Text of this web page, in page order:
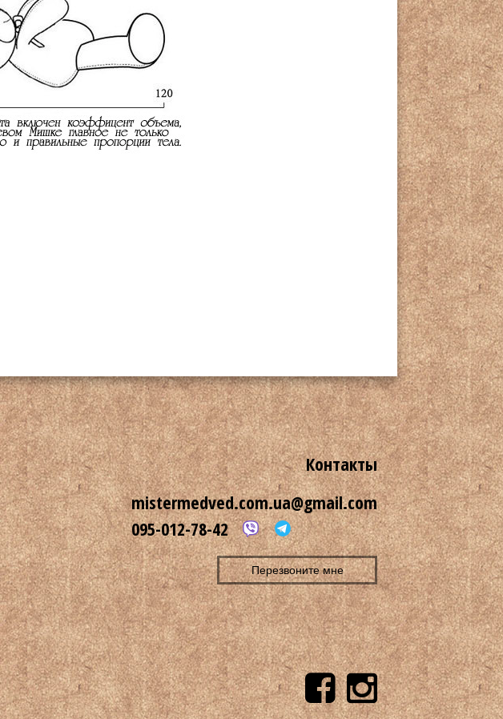
Контакты
mistermedved.com.ua@gmail.com
095-012-78-42
Перезвоните мне